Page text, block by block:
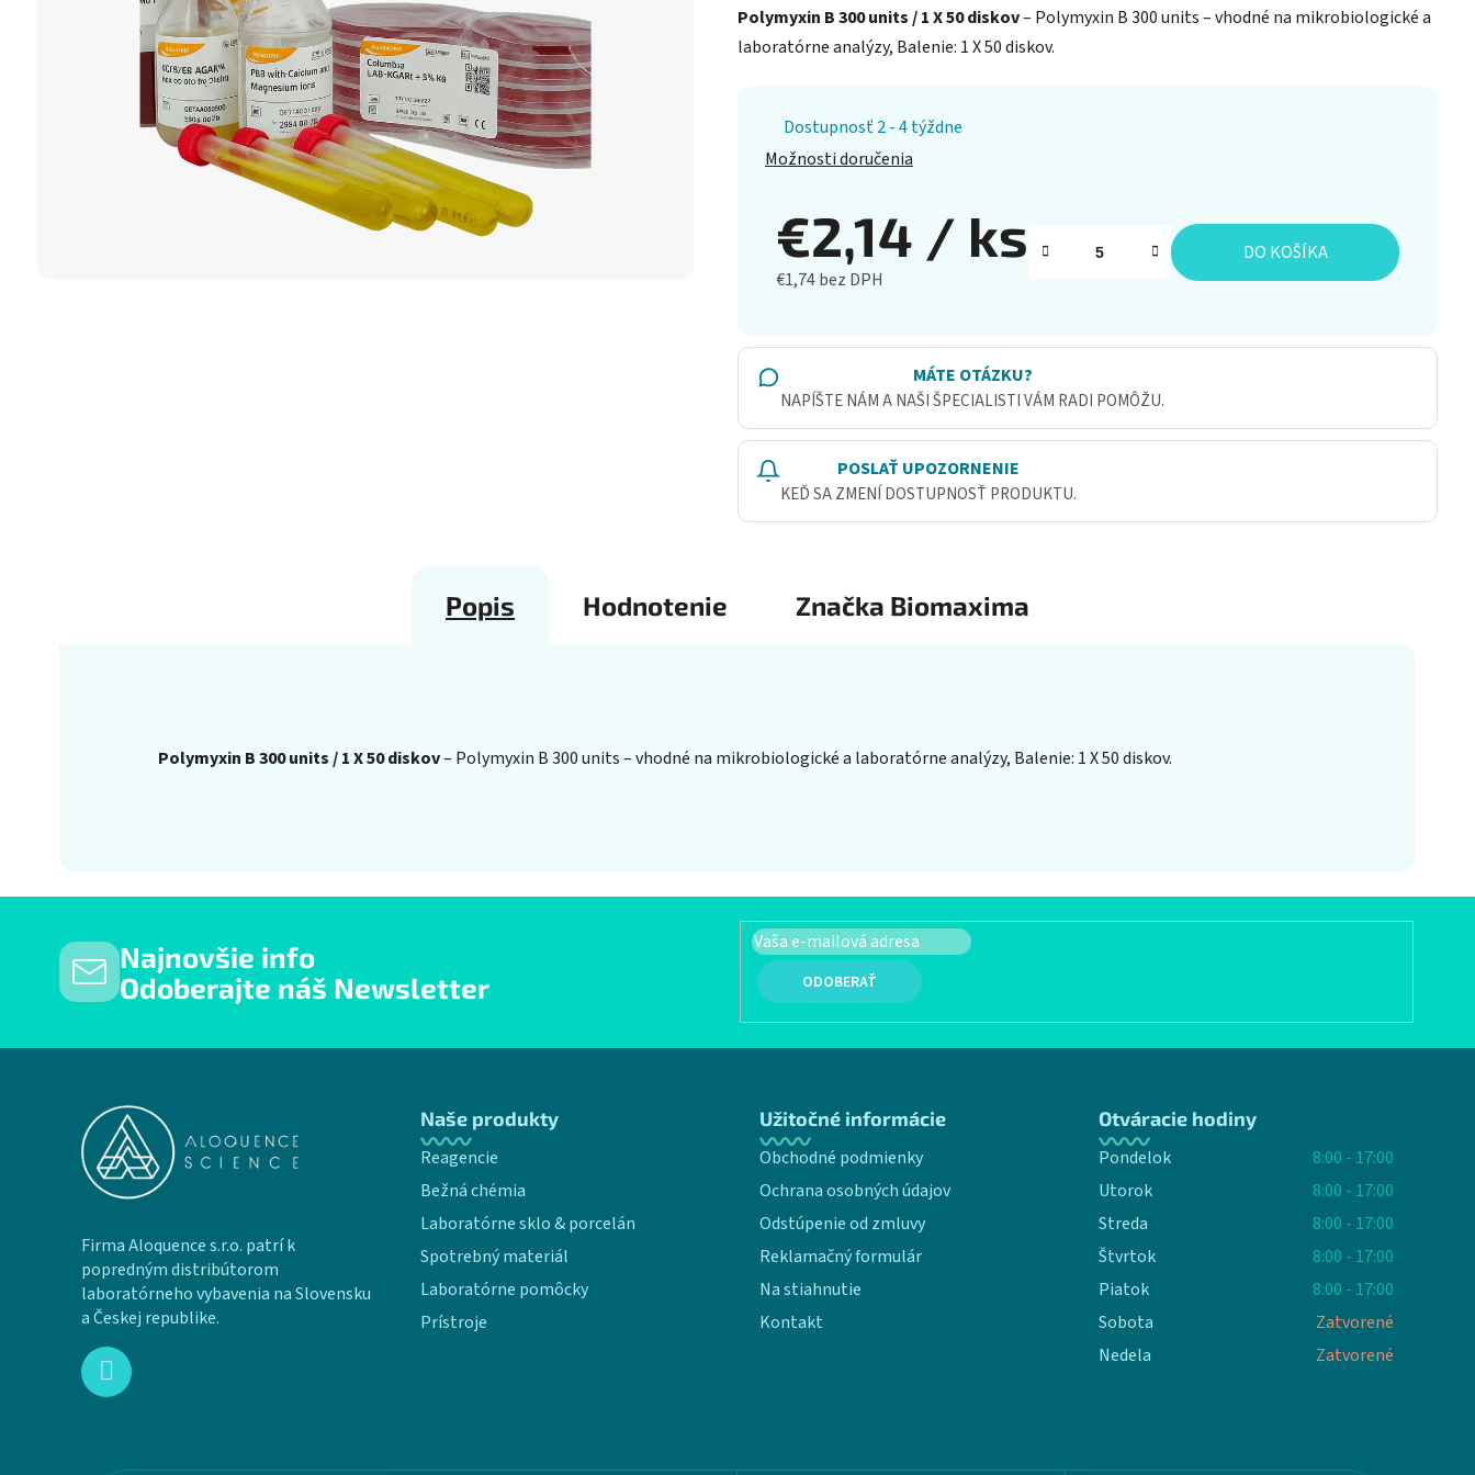
Polymyxin B 300 units / 1 X 50 diskov– Polymyxin B 300 units – vhodné na mikrobiologické a
laboratórne analýzy, Balenie: 1 X 50 diskov.
Dostupnosť 2 - 4 týždne
Možnosti doručenia
€2,14 / ks
€1,74 bez DPH
DO KOŠÍKA
MÁTE OTÁZKU?
NAPÍŠTE NÁM A NAŠI ŠPECIALISTI VÁM RADI POMÔŽU.
POSLAŤ UPOZORNENIE
KEĎ SA ZMENÍ DOSTUPNOSŤ PRODUKTU.
Popis Hodnotenie Značka Biomaxima
Polymyxin B 300 units / 1 X 50 diskov– Polymyxin B 300 units – vhodné na mikrobiologické a laboratórne analýzy, Balenie: 1 X 50 diskov.
Najnovšie info
Odoberajte náš Newsletter
PRIHLÁSIŤ SA
Firma Aloquence s.r.o. patrí k
popredným distribútorom
laboratórneho vybavenia na Slovensku
a Českej republike.
Naše produkty
Reagencie
Bežná chémia
Laboratórne sklo & porcelán
Spotrebný materiál
Laboratórne pomôcky
Prístroje
Užitočné informácie
Obchodné podmienky
Ochrana osobných údajov
Odstúpenie od zmluvy
Reklamačný formulár
Na stiahnutie
Kontakt
Otváracie hodiny
Pondelok
8:00 - 17:00
Utorok
8:00 - 17:00
Streda
8:00 - 17:00
Štvrtok
8:00 - 17:00
Piatok
8:00 - 17:00
Sobota
Zatvorené
Nedela
Zatvorené